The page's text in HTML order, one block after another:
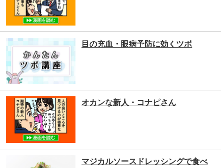
目の充血・眼病予防に効くツボ
オカンな新人・コナピさん
マジカルソースドレッシングで食べ